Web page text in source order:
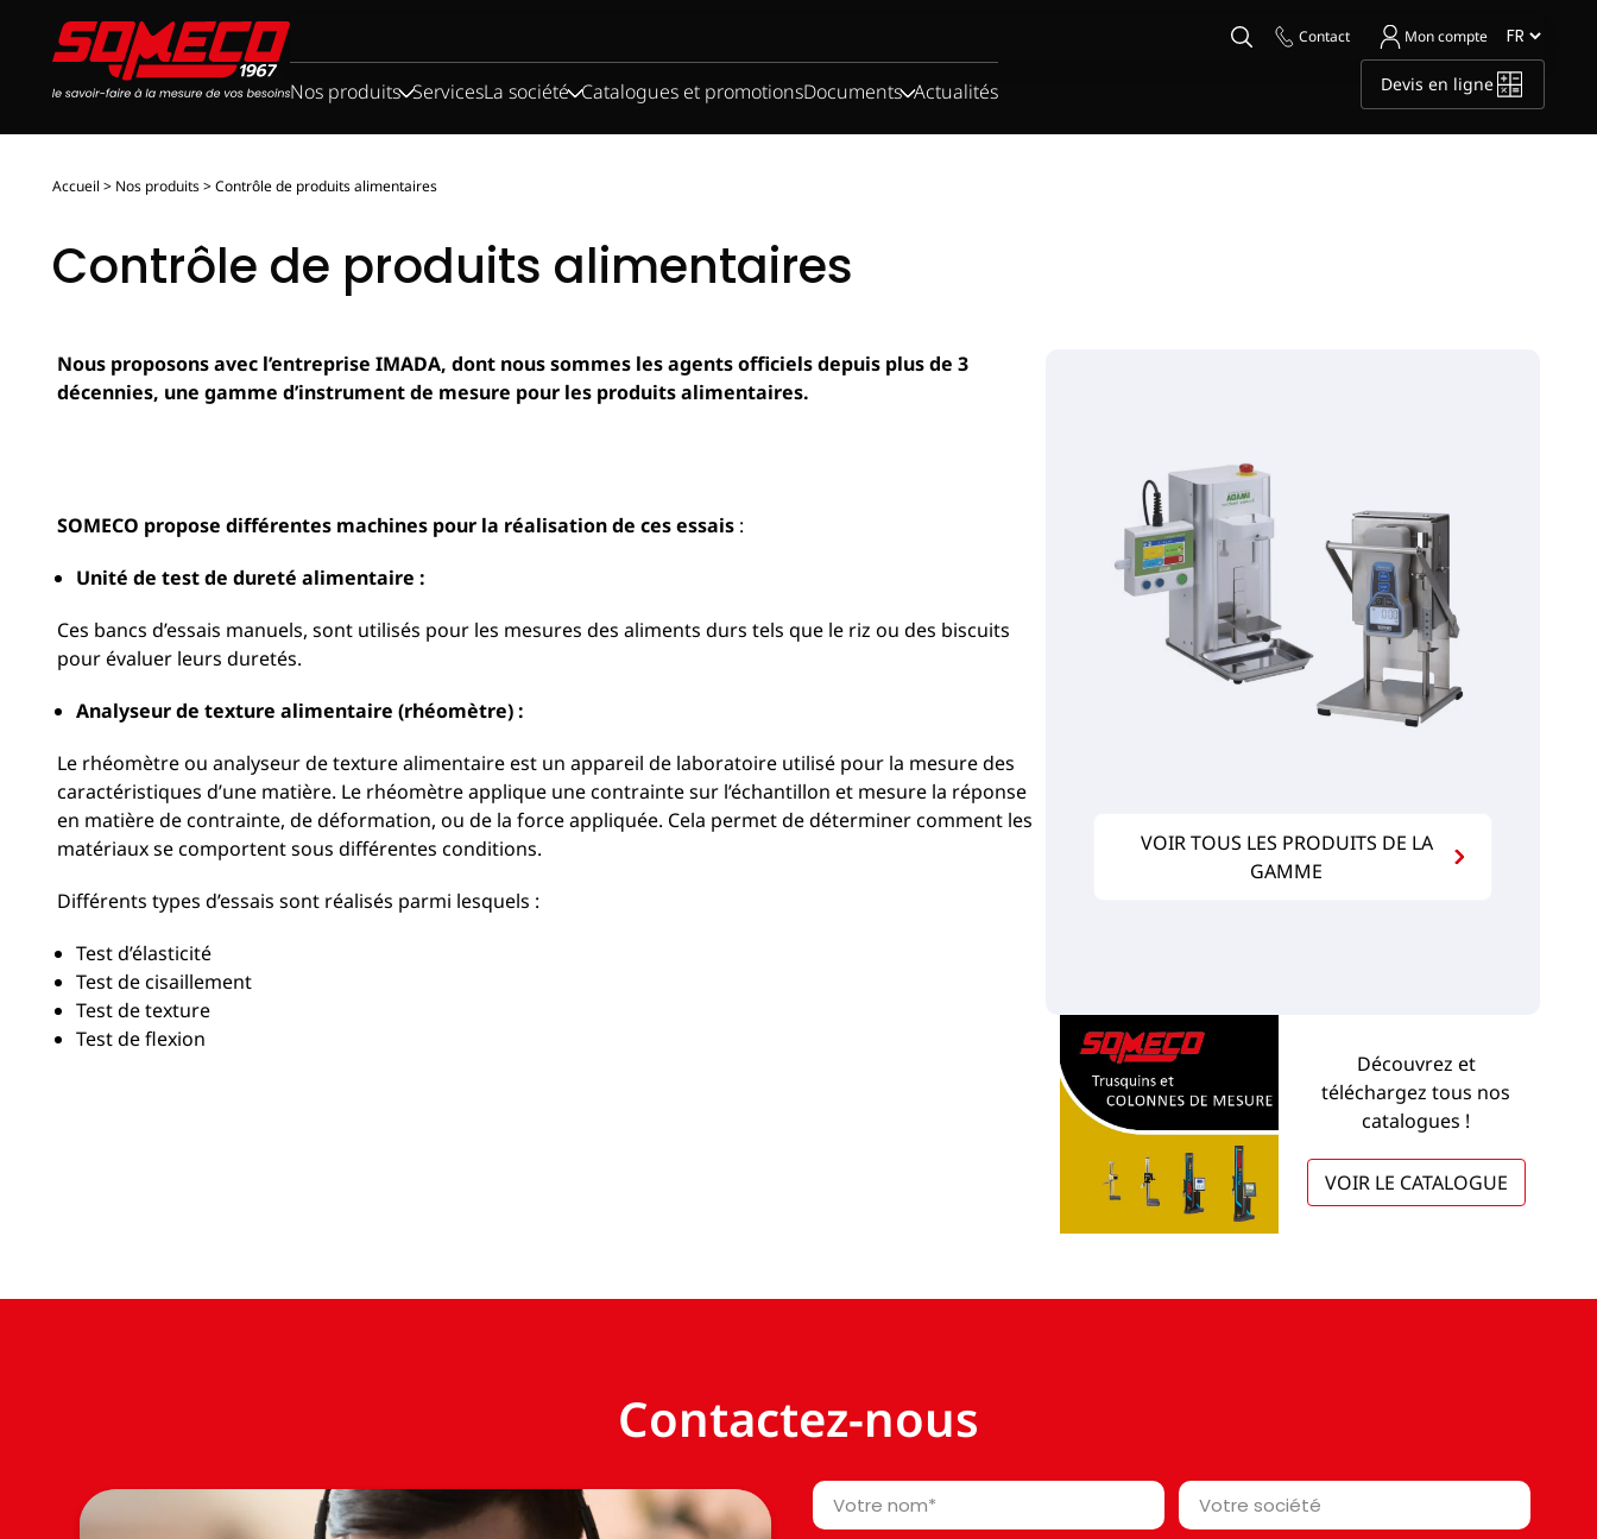
Rechercher : Contact Mon compte
Nos produits ServicesLa société Catalogues et promotionsDocuments Actualités Devis en ligne
Accueil > Nos produits>Contrôle de produits alimentaires
Contrôle de produits alimentaires
Nous proposons avec l’entreprise IMADA, dont nous sommes les agents officiels depuis plus de 3
décennies, une gamme d’instrument de mesure pour les produits alimentaires.
mesure pour
alimentaires
SOMECO propose différentes machines pour la réalisation de ces essais :
Unité de test de dureté alimentaire :
Ces bancs d’essais manuels, sont utilisés pour les mesures des aliments durs tels que le riz ou des biscuits
pour évaluer leurs duretés.
Analyseur de texture alimentaire (rhéomètre) :
Le rhéomètre ou analyseur de texture alimentaire est un appareil de laboratoire utilisé pour la mesure des
caractéristiques d’une matière. Le rhéomètre applique une contrainte sur l’échantillon et mesure la réponse
en matière de contrainte, de déformation, ou de la force appliquée. Cela permet de déterminer comment les
matériaux se comportent sous différentes conditions.
Différents types d’essais sont réalisés parmi lesquels :
Test d’élasticité
Test de cisaillement
Test de texture
Test de flexion
VOIR TOUS LES PRODUITS DE LA
GAMME
Découvrez et
téléchargez tous nos
catalogues !
VOIR LE CATALOGUE
Contactez-nous
Votre
nom
Votre
société*